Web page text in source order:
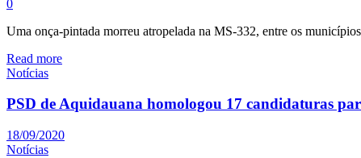
0
Uma onça-pintada morreu atropelada na MS-332, entre os
Read more
Notícias
PSD de Aquidauana homologou 17 candidaturas
18/09/2020
Notícias